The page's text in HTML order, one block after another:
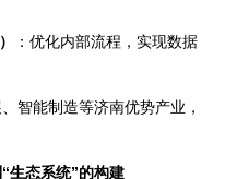
：优化内部流程，实现数据
智能制造等济南优势产业，
生态系统”的构建